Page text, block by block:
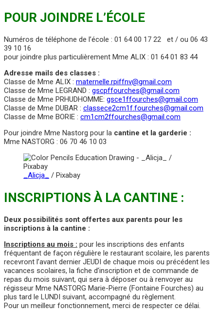
POUR JOINDRE L’ÉCOLE
Numéros de téléphone de l’école : 01 64 00 17 22 et / ou 06 43
39 10 16
pour joindre plus particulièrement Mme ALIX : 01 64 01 83 44
Adresse mails des classes :
Classe de Mme ALIX : maternelle.rpiffnv@gmail.com
Classe de Mme LEGRAND : gscpffourches@gmail.com
Classe de Mme PRHUDHOMME: gsce1ffourches@gmail.com
Classe de Mme DUBAR : classece2cm1f.fourches@gmail.com
Classe de Mme BORIE : cm1cm2ffourches@gmail.com
Pour joindre Mme Nastorg pour la cantine et la garderie :
Mme NASTORG : 06 70 46 10 03
_Alicja_ / Pixabay
INSCRIPTIONS À LA CANTINE :
Deux possibilités sont offertes aux parents pour les
inscriptions à la cantine :
Inscriptions au mois : pour les inscriptions des enfants
fréquentant de façon régulière le restaurant scolaire, les parents
recevront l’avant dernier JEUDI de chaque mois ou précédent les
vacances scolaires, la fiche d’inscription et de commande de
repas du mois suivant, qui sera à déposer ou à renvoyer au
régisseur Mme NASTORG Marie-Pierre (Fontaine Fourches) au
plus tard le LUNDI suivant, accompagné du règlement.
Pour un meilleur fonctionnement, merci de respecter ce délai.